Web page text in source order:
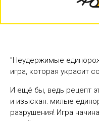
"Неудержимые
игра, которая украсит
И ещё бы, ведь рецепт
и изыскан: милые
разрушения! Игра